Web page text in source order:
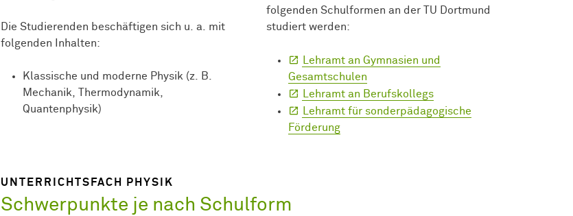
Die Studierenden beschäftigen sich u. a. mit
folgenden Inhalten:
Klassische und moderne Physik (z. B.
Mechanik, Thermodynamik,
Quantenphysik)
folgenden Schulformen an der TU Dortmund
studiert werden:
Lehramt an Gymnasien und
Gesamtschulen
Lehramt an Berufskollegs
Lehramt für sonderpädagogische
Förderung
UNTERRICHTSFACH PHYSIK
Schwerpunkte je nach Schulform